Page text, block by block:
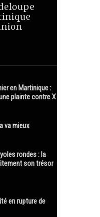
en Martinique :
plainte contre X
va mieux
rondes : la
son trésor
en rupture de